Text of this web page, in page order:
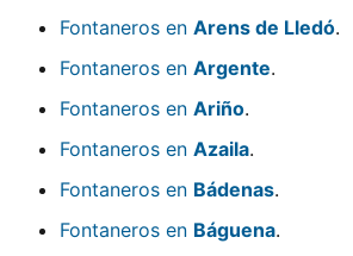
Fontaneros en Arens de Lledó.
Fontaneros en Argente.
Fontaneros en Ariño.
Fontaneros en Azaila.
Fontaneros en Bádenas.
Fontaneros en Báguena.